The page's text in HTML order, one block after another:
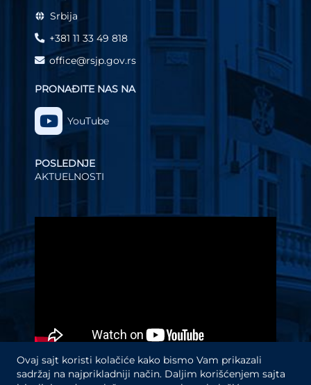
Srbija
+381 11 33 49 818
office@rsjp.gov.rs
PRONAĐITE NAS NA
YouTube
POSLEDNJE
AKTUELNOSTI
Video
Ovaj sajt koristi kolačiće kako bismo Vam prikazali
sadržaj na najprikladniji način. Daljim korišćenjem sajta